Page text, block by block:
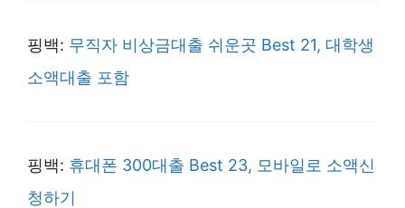
핑백: 무직자 비상금대출 쉬운곳 Best 21, 대학생
소액대출 포함
핑백: 휴대폰 300대출 Best 23, 모바일로 소액신
청하기